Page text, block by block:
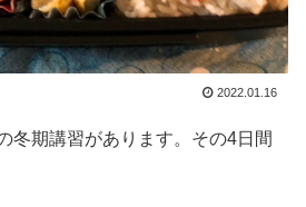
2022.01.16
冬期講習があります。その4日間